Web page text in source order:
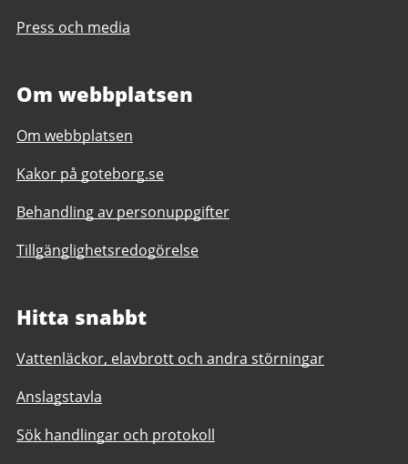
Press och media
Om webbplatsen
Om webbplatsen
Kakor på goteborg.se
Behandling av personuppgifter
Tillgänglighetsredogörelse
Hitta snabbt
Vattenläckor, elavbrott och andra störningar
Anslagstavla
Sök handlingar och protokoll